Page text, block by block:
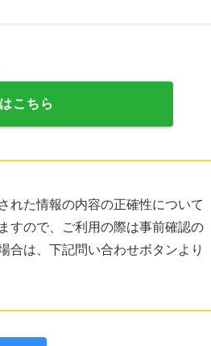
こちら
れた情報の内容の正確性について
すので、ご利用の際は事前確認の
合は、下記問い合わせボタンより